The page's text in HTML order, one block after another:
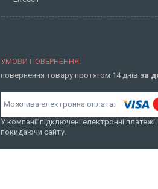
повернення товару протягом 14 днів за
У компанії підключені електронні
покидаючи сайту.